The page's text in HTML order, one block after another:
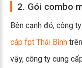
2. Gói combo
Bên cạnh đó, công
cáp fpt Thái Bình
vậy, công ty cung